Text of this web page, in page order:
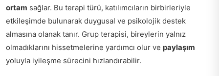
ortam sağlar. Bu terapi türü, katılımcıların birbirleriyle
etkileşimde bulunarak duygusal ve psikolojik destek
almasına olanak tanır. Grup terapisi, bireylerin yalnız
olmadıklarını hissetmelerine yardımcı olur ve paylaşım
yoluyla iyileşme sürecini hızlandırabilir.